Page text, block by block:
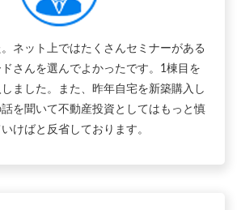
ネット上ではたくさんセミナーがある
さんを選んでよかったです。1棟目を
ました。また、昨年自宅を新築購入し
を聞いて不動産投資としてはもっと慎
けばと反省しております。